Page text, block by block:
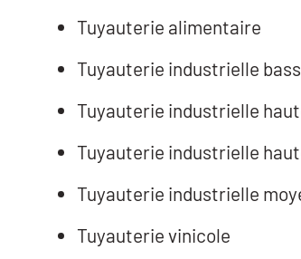
Tuyauterie alimentaire
Tuyauterie industrielle
Tuyauterie industrielle
Tuyauterie industrielle
Tuyauterie industrielle
Tuyauterie vinicole